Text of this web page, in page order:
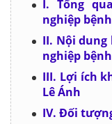
I. Tổng
nghiệp
II. Nội
nghiệp
III. Lợi ích
Lê Ánh
IV. Đối